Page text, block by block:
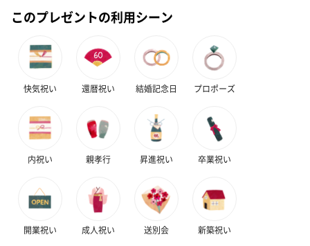
プレミアムビール イネ
ディット（712円）
実楽山田錦 特別純米
おつまみ・その他
お酒にぴったりのおつまみ・サプリを同梱してお届けいたしま
このプレゼントの利用シーン
快気祝い 還暦祝い 結婚記念日 プロポーズ
内祝い 親孝行 昇進祝い 卒業祝い
開業祝い 成人祝い 送別会 新築祝い